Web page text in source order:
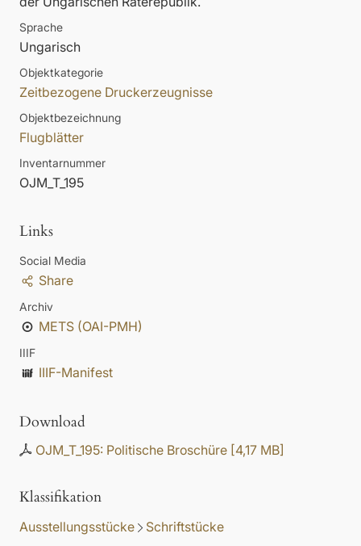
Sprache
Ungarisch
Objektkategorie
Zeitbezogene Druckerzeugnisse
Objektbezeichnung
Flugblätter
Inventarnummer
OJM_T_195
Links
Social Media
Share
Archiv
METS (OAI-PMH)
IIIF
IIIF-Manifest
Download
OJM_T_195: Politische Broschüre [4,17 MB]
Klassifikation
Ausstellungsstücke Schriftstücke